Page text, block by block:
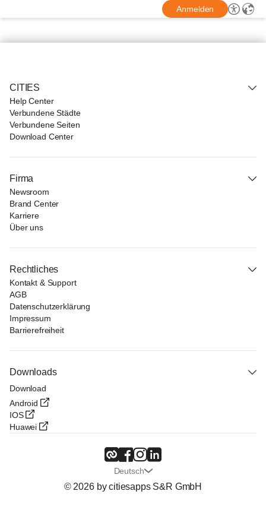
Anmelden
CITIES
Help Center
Verbundene Städte
Verbundene Seiten
Download Center
Firma
Newsroom
Brand Center
Karriere
Über uns
Rechtliches
Kontakt & Support
AGB
Datenschutzerklärung
Impressum
Barrierefreiheit
Downloads
Download
Android
IOS
Huawei
Deutsch
© 2026 by citiesapps S&R GmbH